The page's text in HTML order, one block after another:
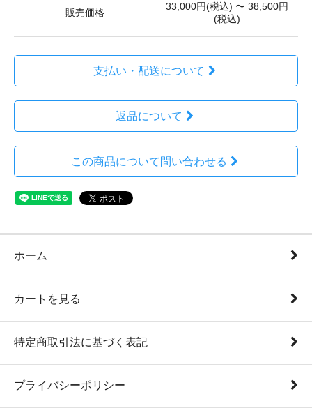
販売価格
33,000円(税込) 〜 38,500円
(税込)
支払い・配送について
返品について
この商品について問い合わせる
ホーム
カートを見る
特定商取引法に基づく表記
プライバシーポリシー